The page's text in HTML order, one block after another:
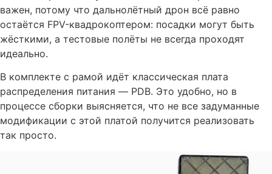
важен, потому что дальнолётный дрон всё равно
остаётся FPV-квадрокоптером: посадки могут быть
жёсткими, а тестовые полёты не всегда проходят
идеально.
В комплекте с рамой идёт классическая плата
распределения питания — PDB. Это удобно, но в
процессе сборки выясняется, что не все задуманные
модификации с этой платой получится реализовать
так просто.